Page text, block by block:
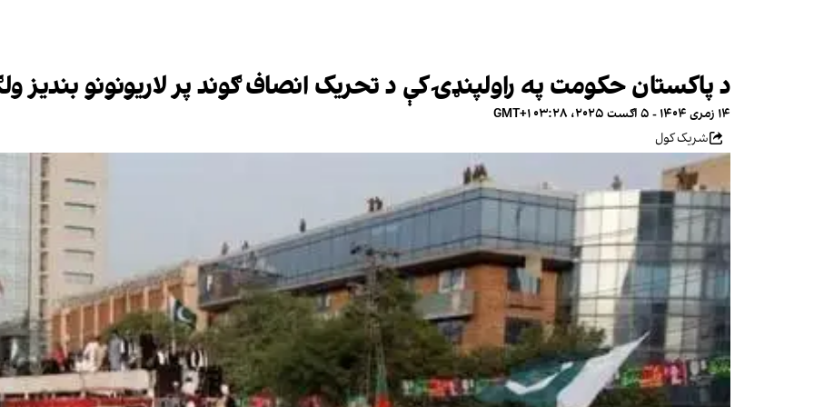
د پاکستان حکومت په راولپنډۍ کې د تحریک انصاف ګوند پر لاریونونو بندیز
۱۴ زمری ۱۴۰۴ - ۵ اګست ۲۰۲۵، ۰۳:۲۸ GMT+۱
شریک کول